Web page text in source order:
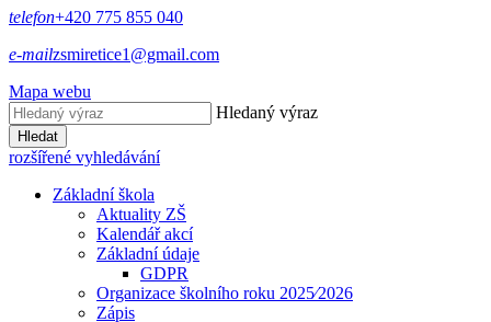
telefon+420 775 855 040
e-mailzsmiretice1@gmail.com
Mapa webu
Hledaný výraz
Hledat
rozšířené vyhledávání
Základní škola
Aktuality ZŠ
Kalendář akcí
Základní údaje
GDPR
Organizace školního roku 2025⁄2026
Zápis